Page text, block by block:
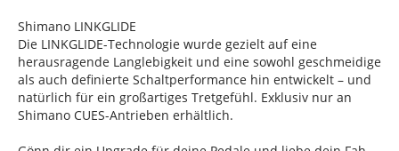
Shimano LINKGLIDE
Die LINKGLIDE-Technologie wurde gezielt auf eine
herausragende Langlebigkeit und eine sowohl geschmeidige
als auch definierte Schaltperformance hin entwickelt – und
natürlich für ein großartiges Tretgefühl. Exklusiv nur an
Shimano CUES-Antrieben erhältlich.